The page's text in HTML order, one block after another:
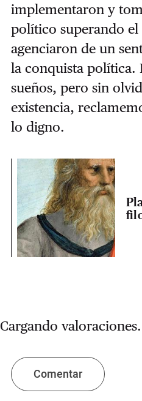
implementaron y
político superando el
agenciaron de un
la conquista política.
sueños, pero sin
existencia,
lo digno.
Cargando
Comentar